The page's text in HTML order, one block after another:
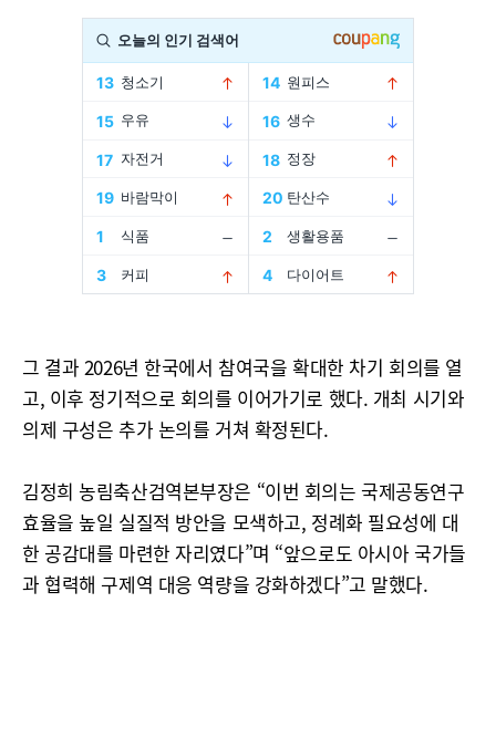
그 결과 2026년 한국에서 참여국을 확대한 차기 회의를 열
고, 이후 정기적으로 회의를 이어가기로 했다. 개최 시기와
의제 구성은 추가 논의를 거쳐 확정된다.
김정희 농림축산검역본부장은 “이번 회의는 국제공동연구
효율을 높일 실질적 방안을 모색하고, 정례화 필요성에 대
한 공감대를 마련한 자리였다”며 “앞으로도 아시아 국가들
과 협력해 구제역 대응 역량을 강화하겠다”고 말했다.